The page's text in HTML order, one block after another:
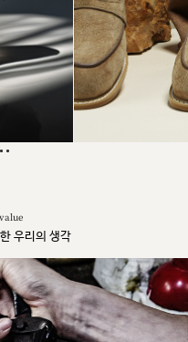
우리의 생각